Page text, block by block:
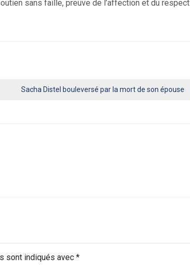
sans faille, preuve de l’affection et du respect
Sacha Distel bouleversé par la mort de son épouse
sont indiqués avec *